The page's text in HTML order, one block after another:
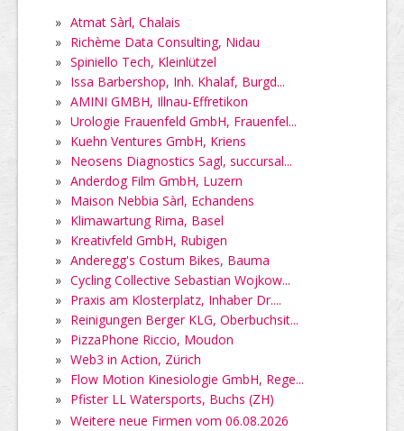
» Atmat Sàrl, Chalais
» Richème Data Consulting, Nidau
» Spiniello Tech, Kleinlützel
» Issa Barbershop, Inh. Khalaf, Burgd...
» AMINI GMBH, Illnau-Effretikon
» Urologie Frauenfeld GmbH, Frauenfel...
» Kuehn Ventures GmbH, Kriens
» Neosens Diagnostics Sagl, succursal...
» Anderdog Film GmbH, Luzern
» Maison Nebbia Sàrl, Echandens
» Klimawartung Rima, Basel
» Kreativfeld GmbH, Rubigen
» Anderegg's Costum Bikes, Bauma
» Cycling Collective Sebastian Wojkow...
» Praxis am Klosterplatz, Inhaber Dr....
» Reinigungen Berger KLG, Oberbuchsit...
» PizzaPhone Riccio, Moudon
» Web3 in Action, Zürich
» Flow Motion Kinesiologie GmbH, Rege...
» Pfister LL Watersports, Buchs (ZH)
» Weitere neue Firmen vom 06.08.2026